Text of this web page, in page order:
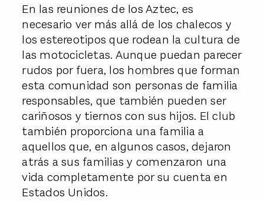
En las reuniones de los Aztec, es
necesario ver más allá de los chalecos y
los estereotipos que rodean la cultura de
las motocicletas. Aunque puedan parecer
rudos por fuera, los hombres que forman
esta comunidad son personas de familia
responsables, que también pueden ser
cariñosos y tiernos con sus hijos. El club
también proporciona una familia a
aquellos que, en algunos casos, dejaron
atrás a sus familias y comenzaron una
vida completamente por su cuenta en
Estados Unidos.